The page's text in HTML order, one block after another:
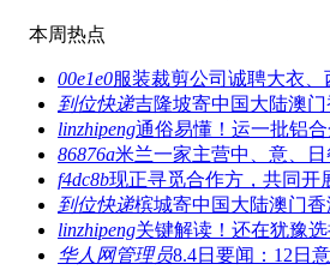
本周热点
00e1e0服装裁剪公司诚聘大衣
到位快递吉隆坡寄中国大陆澳
linzhipeng通俗易懂！运一批铝
86876a米兰一家主营中、意、
f4dc8b现正寻觅合作方，共同开
到位快递槟城寄中国大陆澳门
linzhipeng关键解读！还在犹豫
华人网管理员8.4日要闻：12日